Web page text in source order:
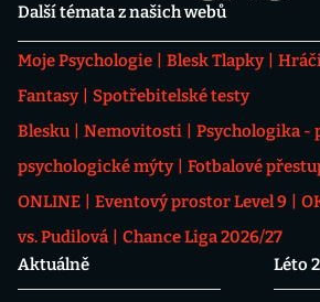
Další témata z našich webů
Moje Psychologie Blesk Tlapky
Fantasy
Spotřebitelské testy
Blesku
Nemovitosti
Psychologika -
psychologické mýty
Fotbalové
ONLINE
Eventový prostor Level 9
vs. Pudilová
Chance Liga 2026/27
Aktuálně
Léto